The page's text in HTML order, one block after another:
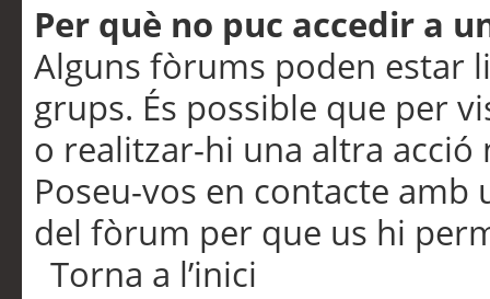
Per què no puc accedir a
Alguns fòrums poden estar
grups. És possible que per
o realitzar-hi una altra acció
Poseu-vos en contacte
del fòrum per que us hi
Torna a l’inici